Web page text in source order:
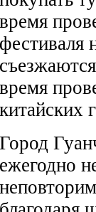
время
фестиваля
время
китайских
Город
ежегодно